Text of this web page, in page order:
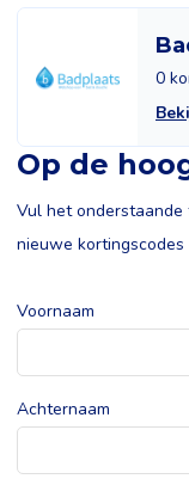
0
Op de
Vul het
nieuwe
Voornaam
Achternaam